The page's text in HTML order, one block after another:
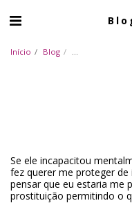
Início Blog ...
Se ele incapacitou
fez querer me proteger
pensar que eu estaria me
prostituição permitindo o